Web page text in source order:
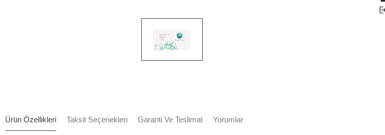
Ürün Özellikleri Taksit Seçenekleri Garanti Ve Teslimat Yorumlar